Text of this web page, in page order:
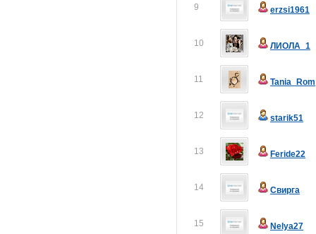
9 erzsi1961
10 ЛИОЛА_1
11 Tania_Rom
12 starik51
13 Feride22
14 Свирга
15 Nelya27